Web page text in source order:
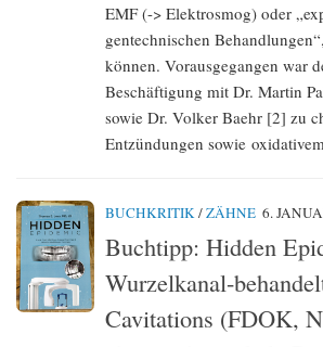
EMF (-> Elektrosmog) oder
gentechnischen
können. Vorausgegangen war
Beschäftigung mit Dr. Martin
sowie Dr. Volker Baehr [2] zu
Entzündungen sowie
BUCHKRITIK/ZÄHNE 6.
Buchtipp: Hidden
Wurzelkanal-
Cavitations (FDOK,